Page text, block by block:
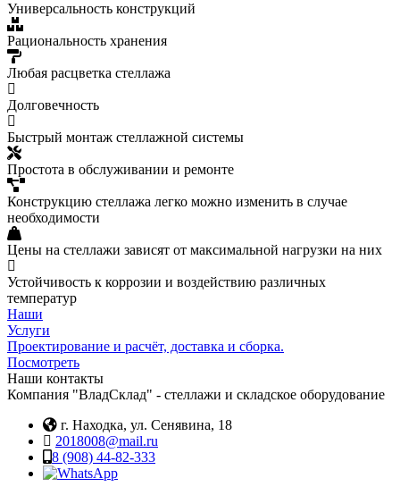
Универсальность конструкций
Рациональность хранения
Любая расцветка стеллажа
Долговечность
Быстрый монтаж стеллажной системы
Простота в обслуживании и ремонте
Конструкцию стеллажа легко можно изменить в случае
необходимости
Цены на стеллажи зависят от максимальной нагрузки на них
Устойчивость к коррозии и воздействию различных
температур
Наши
Услуги
Проектирование и расчёт, доставка и сборка.
Посмотреть
Наши контакты
Компания "ВладСклад" - стеллажи и складское оборудование
г. Находка, ул. Сенявина, 18
2018008@mail.ru
8 (908) 44-82-333